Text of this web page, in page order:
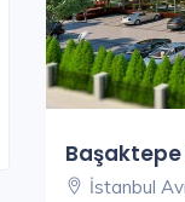
Başaktepe
İstanbul